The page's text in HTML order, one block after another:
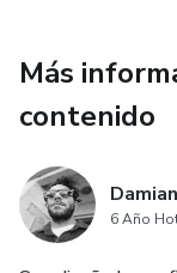
Más
contenido
6 Año